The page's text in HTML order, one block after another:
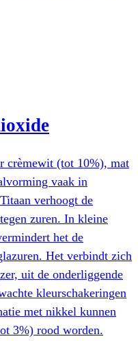
crèmewit (tot 10%), mat
vaak in
verhoogt de
zuren. In kleine
het de
Het verbindt zich
uit de onderliggende
kleurschakeringen
met nikkel kunnen
3%) rood worden.